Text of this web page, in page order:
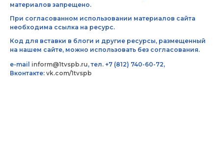
материалов запрещено.
При согласованном использовании материалов сайта
необходима ссылка на ресурс.
Код для вставки в блоги и другие ресурсы, размещенный
на нашем сайте, можно использовать без согласования.
e-mail inform@1tvspb.ru, тел. +7 (812) 740-60-72,
Вконтакте: vk.com/1tvspb